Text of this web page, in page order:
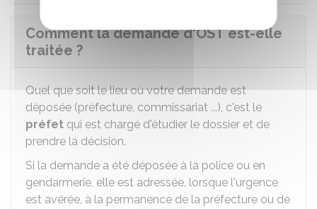
Comment la demande d'OST est-elle
traitée ?
Quel que soit le lieu où votre demande est
déposée (préfecture, commissariat ...), c'est le
préfet qui est chargé d'étudier le dossier et de
prendre la décision.
Si la demande a été déposée à la police ou en
gendarmerie, elle est adressée, lorsque l'urgence
est avérée, à la permanence de la préfecture ou de